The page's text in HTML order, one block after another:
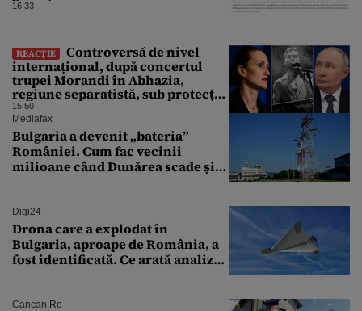
16:33
REACȚIE
Controversă de nivel
internațional, după concertul
trupei Morandi în Abhazia,
regiune separatistă, sub protecția
Rusiei
15:50
Mediafax
Bulgaria a devenit „bateria”
României. Cum fac vecinii
milioane când Dunărea scade și
Digi24
Drona care a explodat în
Bulgaria, aproape de România, a
fost identificată. Ce arată analiza
Cancan.ro